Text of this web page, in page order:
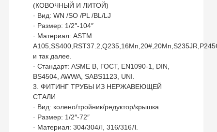
(КОВОЧНЫЙ И ЛИТОЙ)
· Вид: WN /SO /PL /BL/LJ
· Размер: 1/2″-104″
· Материал: ASTM
и так далее.
· Стандарт: ASME B, ГОСТ, EN1090-1, DIN,
BS4504, AWWA, SABS1123, UNI.
3. ФИТИНГ ТРУБЫ ИЗ НЕРЖАВЕЮЩЕЙ
СТАЛИ
· Вид: колено/тройник/редуктор/крышка
· Размер: 1/2″-72″
· Материал: 304/304Л, 316/316Л.